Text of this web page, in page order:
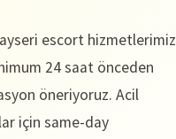
escort hizmetlerimiz
24 saat önceden
öneriyoruz. Acil
için same-day